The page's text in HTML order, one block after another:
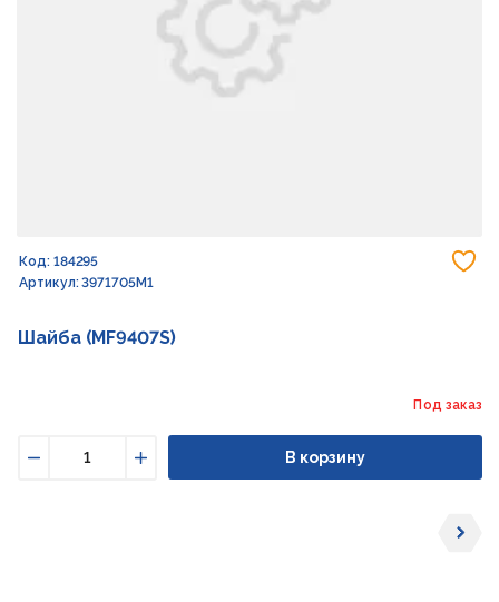
Код: 184295
Артикул: 3971705M1
Шайба (MF9407S)
Под заказ
Увеличить
В корзину